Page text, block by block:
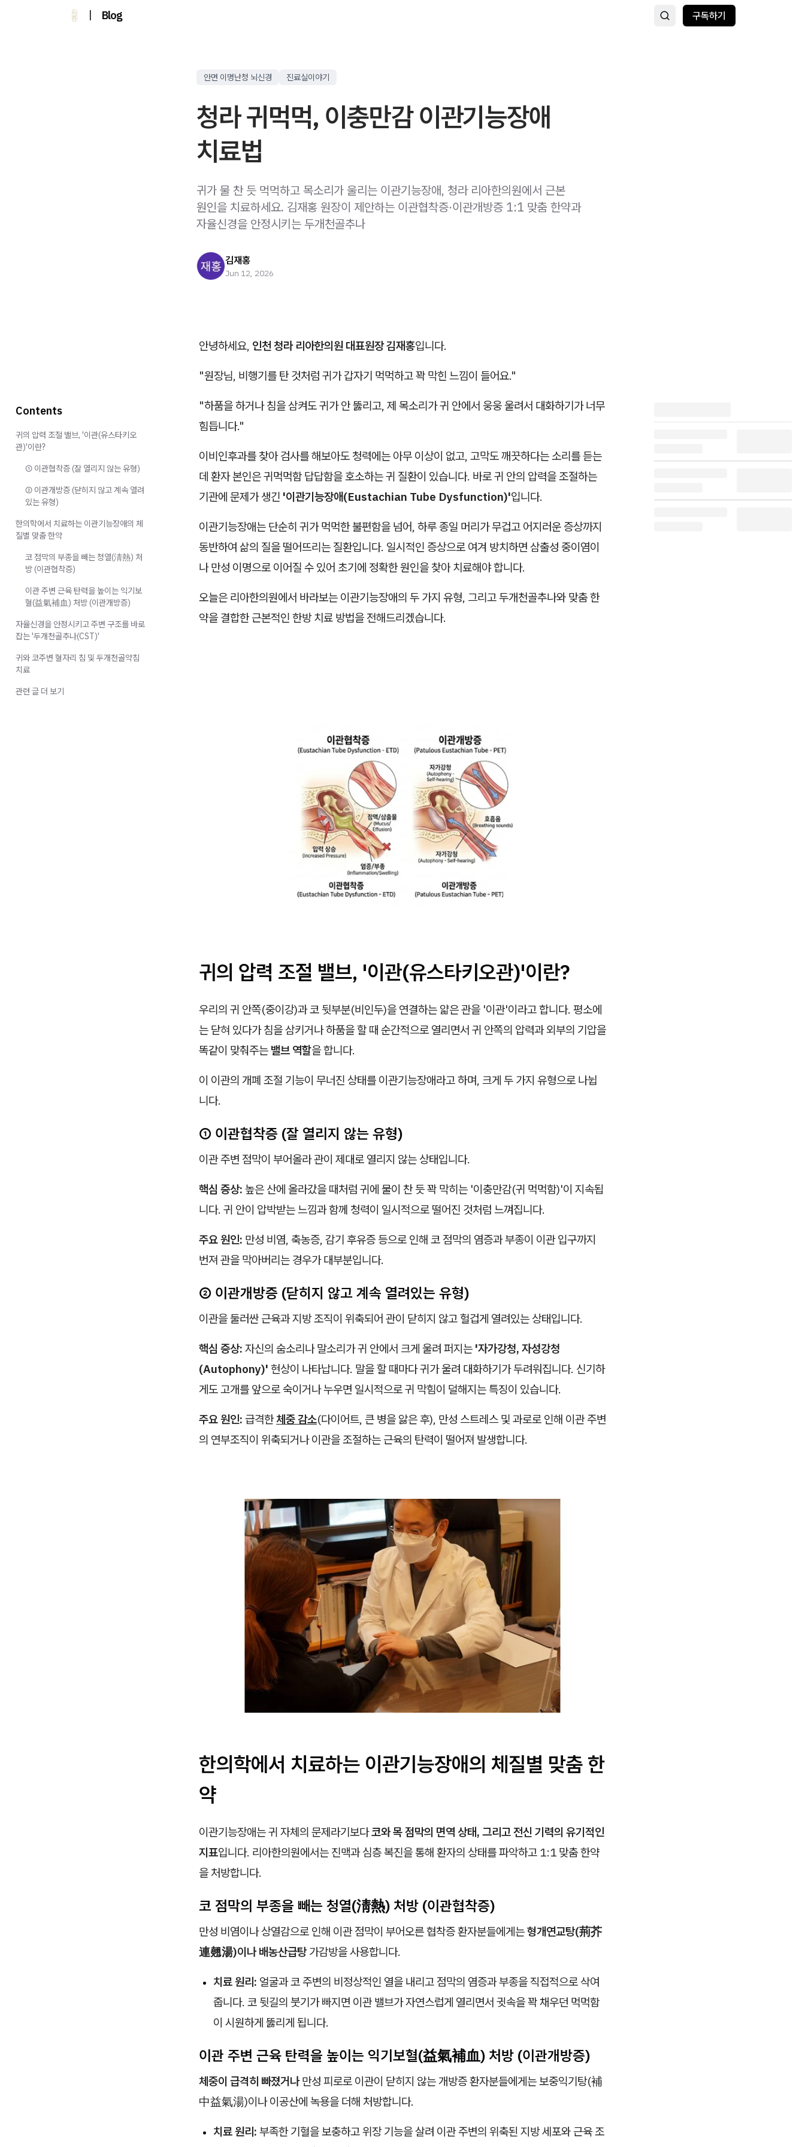
| Blog 구독하기
안면 이명난청 뇌신경 진료실이야기
청라 귀먹먹, 이충만감 이관기능장애
치료법
귀가 물 찬 듯 먹먹하고 목소리가 울리는 이관기능장애, 청라 리아한의원에서 근본
원인을 치료하세요. 김재홍 원장이 제안하는 이관협착증·이관개방증 1:1 맞춤 한약과
자율신경을 안정시키는 두개천골추나
김재홍
Jun 12, 2026
안녕하세요, 인천 청라 리아한의원 대표원장 김재홍입니다.
"원장님, 비행기를 탄 것처럼 귀가 갑자기 먹먹하고 꽉 막힌 느낌이 들어요."
"하품을 하거나 침을 삼켜도 귀가 안 뚫리고, 제 목소리가 귀 안에서 웅웅 울려서 대화하기가 너무
힘듭니다."
이비인후과를 찾아 검사를 해보아도 청력에는 아무 이상이 없고, 고막도 깨끗하다는 소리를 듣는
데 환자 본인은 귀먹먹함 답답함을 호소하는 귀 질환이 있습니다. 바로 귀 안의 압력을 조절하는
기관에 문제가 생긴 '이관기능장애(Eustachian Tube Dysfunction)'입니다.
이관기능장애는 단순히 귀가 먹먹한 불편함을 넘어, 하루 종일 머리가 무겁고 어지러운 증상까지
동반하여 삶의 질을 떨어뜨리는 질환입니다. 일시적인 증상으로 여겨 방치하면 삼출성 중이염이
나 만성 이명으로 이어질 수 있어 초기에 정확한 원인을 찾아 치료해야 합니다.
오늘은 리아한의원에서 바라보는 이관기능장애의 두 가지 유형, 그리고 두개천골추나와 맞춤 한
약을 결합한 근본적인 한방 치료 방법을 전해드리겠습니다.
귀의 압력 조절 밸브, '이관(유스타키오관)'이란?
우리의 귀 안쪽(중이강)과 코 뒷부분(비인두)을 연결하는 얇은 관을 '이관'이라고 합니다. 평소에
는 닫혀 있다가 침을 삼키거나 하품을 할 때 순간적으로 열리면서 귀 안쪽의 압력과 외부의 기압을
똑같이 맞춰주는 밸브 역할을 합니다.
이 이관의 개폐 조절 기능이 무너진 상태를 이관기능장애라고 하며, 크게 두 가지 유형으로 나뉩
니다.
① 이관협착증 (잘 열리지 않는 유형)
이관 주변 점막이 부어올라 관이 제대로 열리지 않는 상태입니다.
핵심 증상: 높은 산에 올라갔을 때처럼 귀에 물이 찬 듯 꽉 막히는 '이충만감(귀 먹먹함)'이 지속됩
니다. 귀 안이 압박받는 느낌과 함께 청력이 일시적으로 떨어진 것처럼 느껴집니다.
주요 원인: 만성 비염, 축농증, 감기 후유증 등으로 인해 코 점막의 염증과 부종이 이관 입구까지
번져 관을 막아버리는 경우가 대부분입니다.
② 이관개방증 (닫히지 않고 계속 열려있는 유형)
이관을 둘러싼 근육과 지방 조직이 위축되어 관이 닫히지 않고 헐겁게 열려있는 상태입니다.
핵심 증상: 자신의 숨소리나 말소리가 귀 안에서 크게 울려 퍼지는 '자가강청, 자성강청
(Autophony)' 현상이 나타납니다. 말을 할 때마다 귀가 울려 대화하기가 두려워집니다. 신기하
게도 고개를 앞으로 숙이거나 누우면 일시적으로 귀 막힘이 덜해지는 특징이 있습니다.
주요 원인: 급격한체중 감소(다이어트, 큰 병을 앓은 후), 만성 스트레스 및 과로로 인해 이관 주변
의 연부조직이 위축되거나 이관을 조절하는 근육의 탄력이 떨어져 발생합니다.
한의학에서 치료하는 이관기능장애의 체질별 맞춤 한
약
이관기능장애는 귀 자체의 문제라기보다코와 목 점막의 면역 상태, 그리고 전신 기력의 유기적인
지표입니다. 리아한의원에서는 진맥과 심층 복진을 통해 환자의 상태를 파악하고 1:1 맞춤 한약
을 처방합니다.
코 점막의 부종을 빼는 청열(淸熱) 처방 (이관협착증)
만성 비염이나 상열감으로 인해 이관 점막이 부어오른 협착증 환자분들에게는형개연교탕(荊芥
連翹湯)이나 배농산급탕가감방을 사용합니다.
치료 원리: 얼굴과 코 주변의 비정상적인 열을 내리고 점막의 염증과 부종을 직접적으로 삭여
줍니다. 코 뒷길의 붓기가 빠지면 이관 밸브가 자연스럽게 열리면서 귓속을 꽉 채우던 먹먹함
이 시원하게 뚫리게 됩니다.
이관 주변 근육 탄력을 높이는 익기보혈(益氣補血) 처방 (이관개방증)
체중이 급격히 빠졌거나만성 피로로 이관이 닫히지 않는 개방증 환자분들에게는 보중익기탕(補
中益氣湯)이나 이공산에 녹용을 더해 처방합니다.
치료 원리: 부족한 기혈을 보충하고 위장 기능을 살려 이관 주변의 위축된 지방 세포와 근육 조
Contents
귀의 압력 조절 밸브, '이관(유스타키오
관)'이란?
① 이관협착증 (잘 열리지 않는 유형)
② 이관개방증 (닫히지 않고 계속 열려
있는 유형)
한의학에서 치료하는 이관기능장애의 체
질별 맞춤 한약
코 점막의 부종을 빼는 청열(淸熱) 처
방 (이관협착증)
이관 주변 근육 탄력을 높이는 익기보
혈(益氣補血) 처방 (이관개방증)
자율신경을 안정시키고 주변 구조를 바로
잡는 '두개천골추나(CST)'
귀와 코주변 혈자리 침 및 두개천골약침
치료
관련 글 더 보기